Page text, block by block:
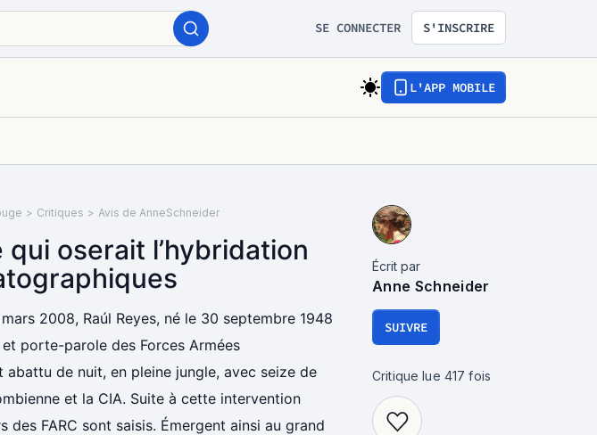
SE CONNECTER S'INSCRIRE
L'APP MOBILE
> Critiques > Avis de AnneSchneider
qui oserait l’hybridation
2008, Raúl Reyes, né le 30 septembre 1948
porte-parole des Forces Armées
abattu de nuit, en pleine jungle, avec seize de
et la CIA. Suite à cette intervention
FARC sont saisis. Émergent ainsi au grand
Écrit par
Anne Schneider
SUIVRE
Critique lue 417 fois